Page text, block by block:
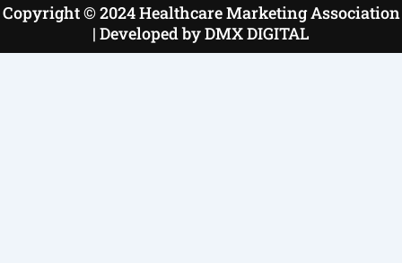
Copyright © 2024 Healthcare Marketing Association
| Developed by DMX DIGITAL